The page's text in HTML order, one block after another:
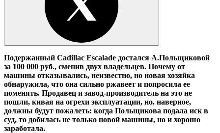
Подержанный Cadillac Escalade достался А.Польщиковой
за 100 000 руб., сменив двух владельцев. Почему от
машины отказывались, неизвестно, но новая хозяйка
обнаружила, что она сильно ржавеет и попросила ее
поменять. Продавец и завод-производитель на это не
пошли, кивая на огрехи эксплуатации, но, наверное,
должны будут пожалеть: когда Польщикова подала иск в
суд, то добилась не только новой машины, но и хорошо
заработала.